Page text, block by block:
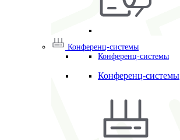
Конференц-системы
Конференц-системы
Конференц-системы